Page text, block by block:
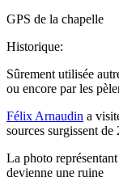
GPS de la chapelle
Historique:
Sûrement utilisée
ou encore par les
Félix Arnaudin a
sources surgissent
La photo
devienne une ruine